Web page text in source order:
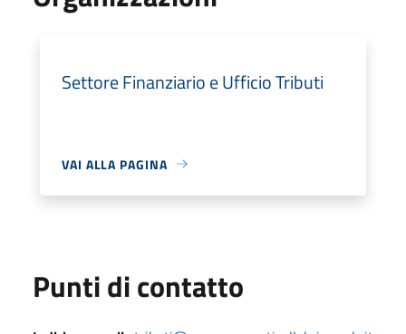
Settore Finanziario e Ufficio Tributi
VAI ALLA PAGINA
Punti di contatto